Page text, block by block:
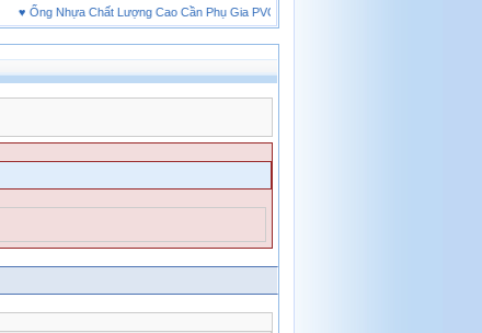
Ống Nhựa Chất Lượng Cao Cần Phụ Gia PVC Gì?